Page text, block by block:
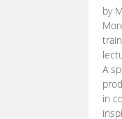
by
A
in